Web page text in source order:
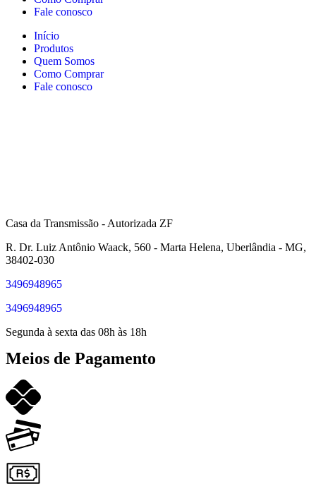
Fale conosco
Início
Produtos
Quem Somos
Como Comprar
Fale conosco
Casa da Transmissão - Autorizada ZF
R. Dr. Luiz Antônio Waack, 560 - Marta Helena, Uberlândia - MG,
38402-030
3496948965
3496948965
Segunda à sexta das 08h às 18h
Meios de Pagamento